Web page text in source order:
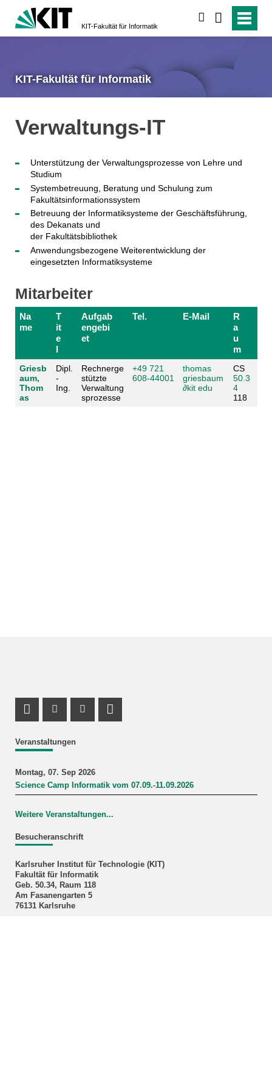
KIT-Fakultät für Informatik
KIT-Fakultät für Informatik
Verwaltungs-IT
Unterstützung der Verwaltungsprozesse von Lehre und
Studium
Systembetreuung, Beratung und Schulung zum
Fakultätsinformationssystem
Betreuung der Informatiksysteme der Geschäftsführung,
des Dekanats und
der Fakultätsbibliothek
Anwendungsbezogene Weiterentwicklung der
eingesetzten Informatiksysteme
Mitarbeiter
Na
me
T
it
e
l
Aufgab
engebi
et
Tel. E-Mail
R
a
u
m
Griesb
aum,
Thom
as
Dipl.
-
Ing.
Rechnerge
stützte
Verwaltung
sprozesse
+49 721
608-44001
thomas
griesbaum
∂kit edu
CS
50.3
4
118
Veranstaltungen
Montag, 07. Sep 2026
Science Camp Informatik vom 07.09.-11.09.2026
Weitere Veranstaltungen...
Besucheranschrift
Karlsruher Institut für Technologie (KIT)
Fakultät für Informatik
Geb. 50.34, Raum 118
Am Fasanengarten 5
76131 Karlsruhe
Profil Mastodon
Instagram Profil
Youtube Profil
LinkedIn Profil